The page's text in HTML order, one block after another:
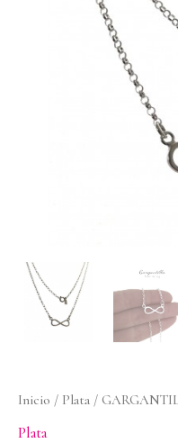
Inicio / Plata /
Plata